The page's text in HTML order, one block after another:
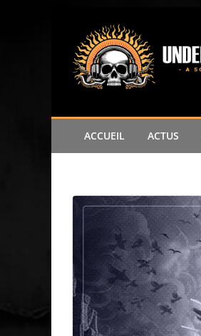
ACCUEIL ACTUS